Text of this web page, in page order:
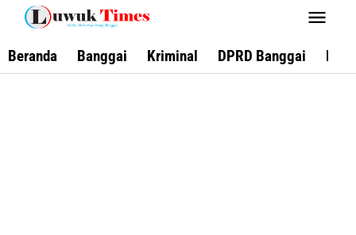
Lewati
konten
Beranda Banggai Kriminal DPRD Banggai